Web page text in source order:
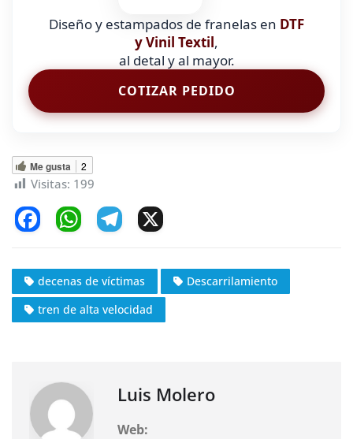
Diseño y estampados de franelas en DTF
y Vinil Textil,
al detal y al mayor.
COTIZAR PEDIDO
Me gusta 2
Visitas: 199
c
e
b
k
W
at
s
A
e
gr
a
decenas de víctimas
Descarrilamiento
tren de alta velocidad
Luis Molero
Web: